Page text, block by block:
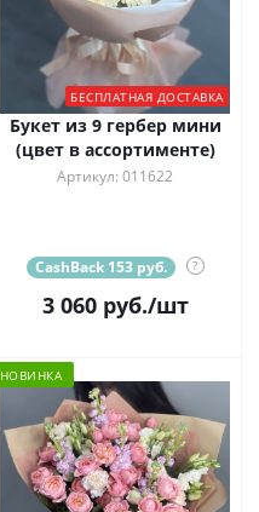
БЕСПЛАТНАЯ ДОСТАВКА
Букет из 9 гербер мини
(цвет в ассортименте)
Артикул: 011622
CashBack 153 руб. ?
3 060руб./шт
НОВИНКА